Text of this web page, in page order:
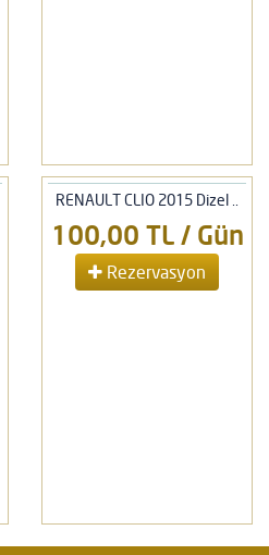
RENAULT CLIO 2015 Dizel ..
100,00 TL / Gün
Rezervasyon